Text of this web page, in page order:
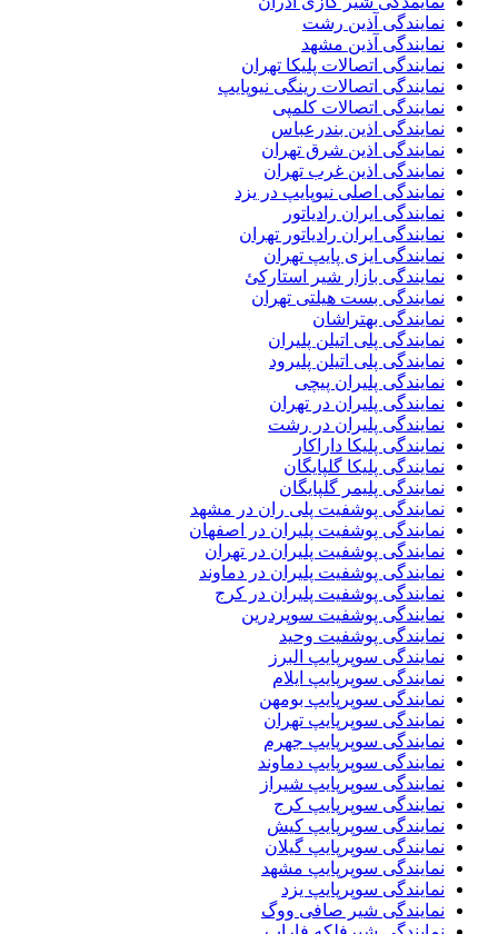
نمایندگی آذین رشت
نمایندگی آذین مشهد
نمایندگی اتصالات پلیکا تهران
نمایندگی اتصالات رینگی نیوپایپ
نمایندگی اتصالات کلمپی
نمایندگی اذین بندرعباس
نمایندگی اذین شرق تهران
نمایندگی اذین غرب تهران
نمایندگی اصلی نیوپایپ در یزد
نمایندگی ایران رادیاتور
نمایندگی ایران رادیاتور تهران
نمایندگی ایزی پایپ تهران
نمایندگی بازار شیر استارکئ
نمایندگی بست هیلتی تهران
نمایندگی بهتراشان
نمایندگی پلی اتیلن پلیران
نمایندگی پلی اتیلن پلیرود
نمایندگی پلیران پیچی
نمایندگی پلیران در تهران
نمایندگی پلیران در رشت
نمایندگی پلیکا داراکار
نمایندگی پلیکا گلپایگان
نمایندگی پلیمر گلپایگان
نمایندگی پوشفیت پلی ران در مشهد
نمایندگی پوشفیت پلیران در اصفهان
نمایندگی پوشفیت پلیران در تهران
نمایندگی پوشفیت پلیران در دماوند
نمایندگی پوشفیت پلیران در کرج
نمایندگی پوشفیت سوپردرین
نمایندگی پوشفیت وحید
نمایندگی سوپرپایپ البرز
نمایندگی سوپرپایپ ایلام
نمایندگی سوپرپایپ بومهن
نمایندگی سوپرپایپ تهران
نمایندگی سوپرپایپ جهرم
نمایندگی سوپرپایپ دماوند
نمایندگی سوپرپایپ شیراز
نمایندگی سوپرپایپ کرج
نمایندگی سوپرپایپ کیش
نمایندگی سوپرپایپ گیلان
نمایندگی سوپرپایپ مشهد
نمایندگی سوپرپایپ یزد
نمایندگی شیر صافی ووگ